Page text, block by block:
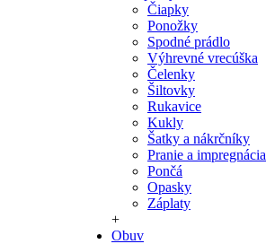
Čiapky
Ponožky
Spodné prádlo
Výhrevné vrecúška
Čelenky
Šiltovky
Rukavice
Kukly
Šatky a nákrčníky
Pranie a impregnácia
Pončá
Opasky
Záplaty
+
Obuv